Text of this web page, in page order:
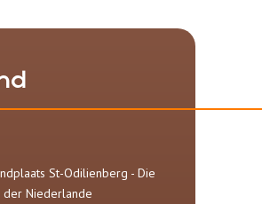
St-Odilienberg - Die
der Niederlande